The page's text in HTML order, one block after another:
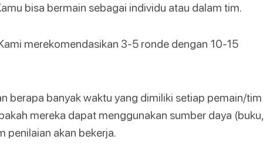
bisa bermain sebagai individu atau dalam tim.
merekomendasikan 3-5 ronde dengan 10-15
berapa banyak waktu yang dimiliki setiap pemain/tim
mereka dapat menggunakan sumber daya (buku,
penilaian akan bekerja.